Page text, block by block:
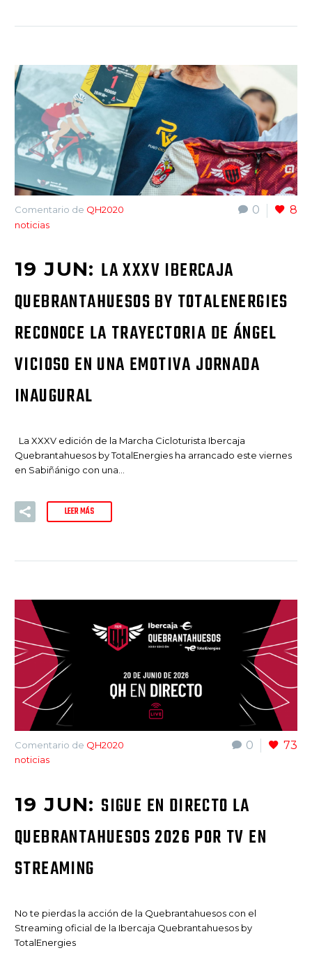
0 8
Comentario de QH2020
noticias
19 JUN: LA XXXV IBERCAJA
QUEBRANTAHUESOS BY TOTALENERGIES
RECONOCE LA TRAYECTORIA DE ÁNGEL
VICIOSO EN UNA EMOTIVA JORNADA
INAUGURAL
La XXXV edición de la Marcha Cicloturista Ibercaja
Quebrantahuesos by TotalEnergies ha arrancado este viernes
en Sabiñánigo con una…
LEER MÁS
0 73
Comentario de QH2020
noticias
19 JUN: SIGUE EN DIRECTO LA
QUEBRANTAHUESOS 2026 POR TV EN
STREAMING
No te pierdas la acción de la Quebrantahuesos con el
Streaming oficial de la Ibercaja Quebrantahuesos by
TotalEnergies